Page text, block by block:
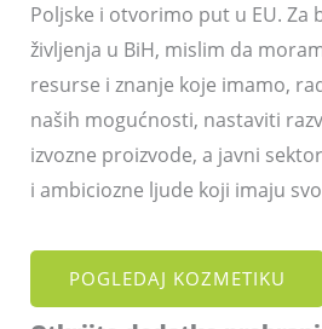
Poljske i otvorimo put u EU. Za
življenja u BiH, mislim da
resurse i znanje koje imamo,
naših mogućnosti, nastaviti
izvozne proizvode, a javni
i ambiciozne ljude koji imaju
POGLEDAJ KOZMETIKU